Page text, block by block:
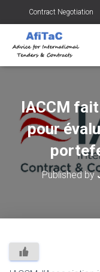
Contract Negotiation
Tendering for
IACCM
pour
Published by